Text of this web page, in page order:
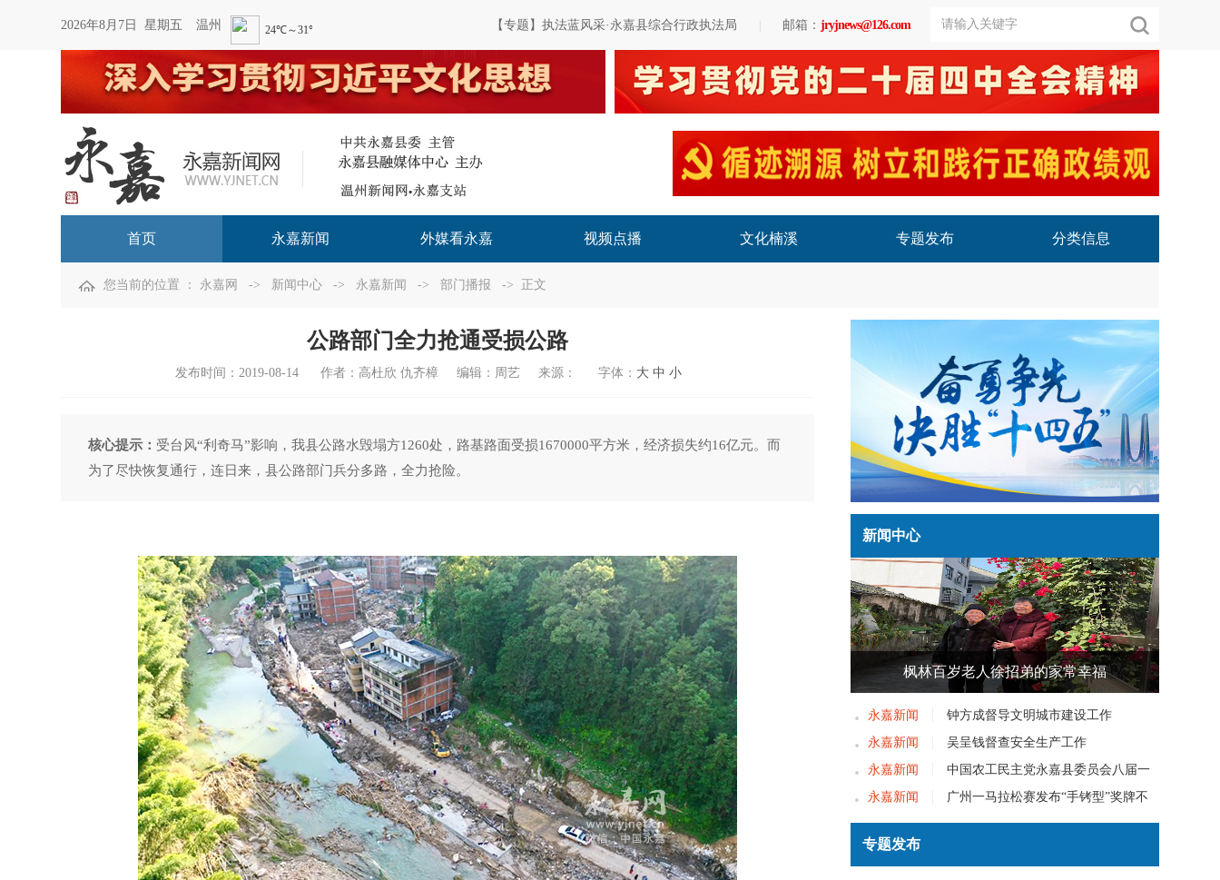
2026年8月7日 星期五 温州 【专题】执法蓝风采·永嘉县综合行政执法局 邮箱： jryjnews@126.com
首页 永嘉新闻 外媒看永嘉 视频点播 文化楠溪 专题发布 分类信息
您当前的位置 ： 永嘉网 -> 新闻中心 -> 永嘉新闻 -> 部门播报 -> 正文
公路部门全力抢通受损公路
发布时间： 2019-08-14 作者：高杜欣 仇齐樟 编辑： 周艺 来源： 字体： 大 中 小
核心提示： 受台风“利奇马”影响，我县公路水毁塌方1260处，路基路面受损1670000平方米，经济损失约16亿元。而
为了尽快恢复通行，连日来，县公路部门兵分多路，全力抢险。
新闻中心
枫林百岁老人徐招弟的家常幸福
永嘉新闻
钟方成督导文明城市建设工作
永嘉新闻
吴呈钱督查安全生产工作
永嘉新闻
中国农工民主党永嘉县委员会八届一
次党员大会召开
永嘉新闻
广州一马拉松赛发布“手铐型”奖牌不
实——今日辟谣（2025年12月25日）
专题发布